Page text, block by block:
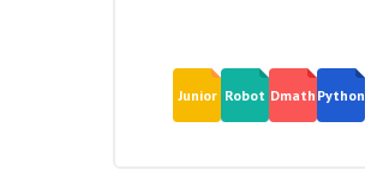
Junior Robot Dmath Python